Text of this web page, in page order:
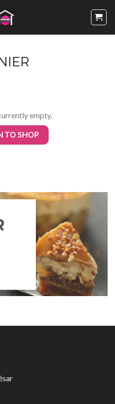
empty.
TO SHOP